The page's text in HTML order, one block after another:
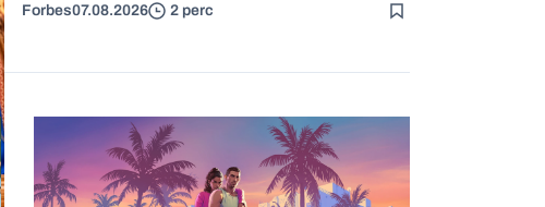
Forbes07.08.2026 2 perc